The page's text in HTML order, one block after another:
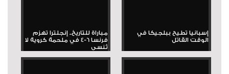
إسبانيا تطيح ببلجيكا في
الوقت القاتل
مباراة للتاريخ.. إنجلترا تهزم
فرنسا 6-4 في ملحمة كروية لا
تُنسى